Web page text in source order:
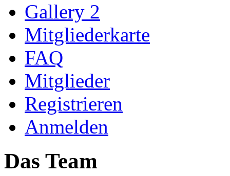
Gallery 2
Mitgliederkarte
FAQ
Mitglieder
Registrieren
Anmelden
Das Team